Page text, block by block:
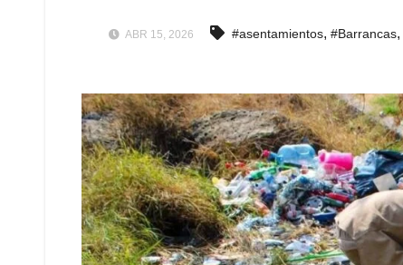
ABR 15, 2026 #asentamientos, #Barrancas,